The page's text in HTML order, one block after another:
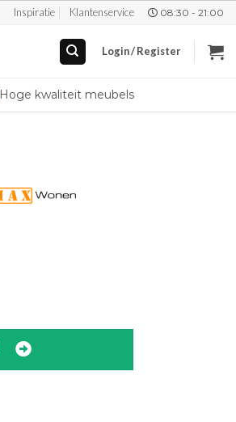
Inspiratie Klantenservice 08:30 - 21:00
Login / Register
Hoge kwaliteit meubels